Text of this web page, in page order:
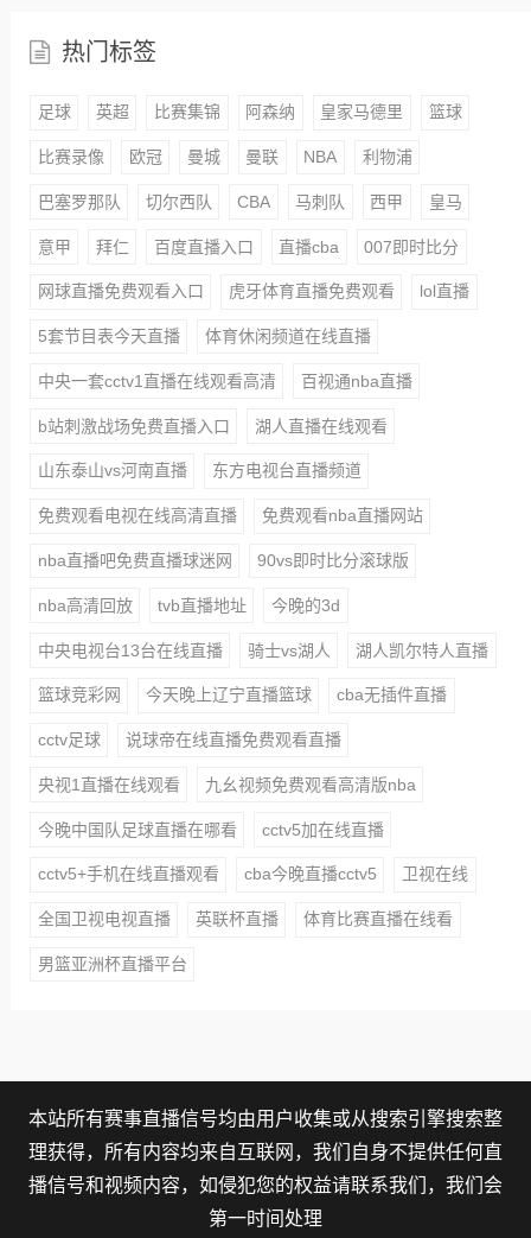
热门标签
足球 英超 比赛集锦 阿森纳 皇家马德里 篮球
比赛录像 欧冠 曼城 曼联 NBA 利物浦
巴塞罗那队 切尔西队 CBA 马刺队 西甲 皇马
意甲 拜仁 百度直播入口 直播cba 007即时比分
网球直播免费观看入口 虎牙体育直播免费观看 lol直播
5套节目表今天直播 体育休闲频道在线直播
中央一套cctv1直播在线观看高清 百视通nba直播
b站刺激战场免费直播入口 湖人直播在线观看
山东泰山vs河南直播 东方电视台直播频道
免费观看电视在线高清直播 免费观看nba直播网站
nba直播吧免费直播球迷网 90vs即时比分滚球版
nba高清回放 tvb直播地址 今晚的3d
中央电视台13台在线直播 骑士vs湖人 湖人凯尔特人直播
篮球竞彩网 今天晚上辽宁直播篮球 cba无插件直播
cctv足球 说球帝在线直播免费观看直播
央视1直播在线观看 九幺视频免费观看高清版nba
今晚中国队足球直播在哪看 cctv5加在线直播
cctv5+手机在线直播观看 cba今晚直播cctv5 卫视在线
全国卫视电视直播 英联杯直播 体育比赛直播在线看
男篮亚洲杯直播平台
本站所有赛事直播信号均由用户收集或从搜索引擎搜索整
理获得，所有内容均来自互联网，我们自身不提供任何直
播信号和视频内容，如侵犯您的权益请联系我们，我们会
第一时间处理